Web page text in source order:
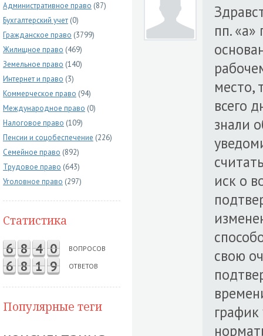
Административное право (87)
Бухгалтерский учет (0)
Гражданское право (3799)
Жилищное право (469)
Земельное право (140)
Интернет и право (3)
Коммерческое право (94)
Международное право (0)
Налоговое право (109)
Пенсии и соцобеспечение (226)
Семейное право (892)
Трудовое право (643)
Уголовное право (297)
Статистика
6 8 4 0 ВОПРОСОВ
6 8 1 9 ОТВЕТОВ
Популярные теги
пп. «а»
место,
всего
знали
иск о
свою